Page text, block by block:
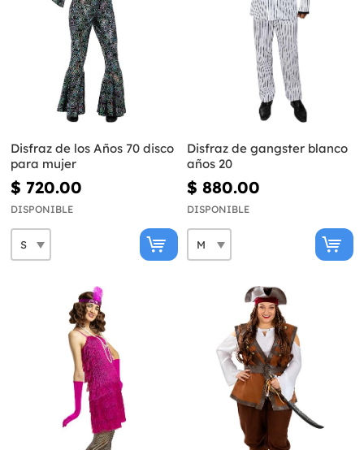
Disfraz de los Años 70 disco
para mujer
$ 720.00
DISPONIBLE
Disfraz de gangster blanco
años 20
$ 880.00
DISPONIBLE